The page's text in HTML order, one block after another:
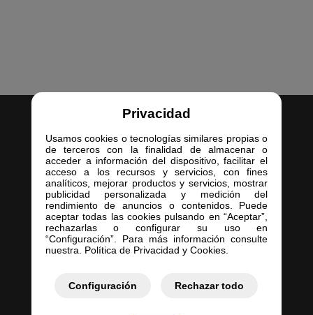
Privacidad
Usamos cookies o tecnologías similares propias o
de terceros con la finalidad de almacenar o
acceder a información del dispositivo, facilitar el
acceso a los recursos y servicios, con fines
analíticos, mejorar productos y servicios, mostrar
publicidad personalizada y medición del
rendimiento de anuncios o contenidos. Puede
aceptar todas las cookies pulsando en “Aceptar”,
rechazarlas o configurar su uso en
“Configuración”. Para más información consulte
nuestra. Política de Privacidad y Cookies.
Configuración Rechazar todo
Inicio
Empresa
Servicios
Contacto
Mis Pedidos